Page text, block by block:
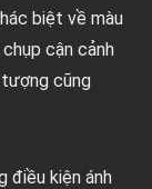
biệt về màu
cận cảnh
cũng
điều kiện ánh